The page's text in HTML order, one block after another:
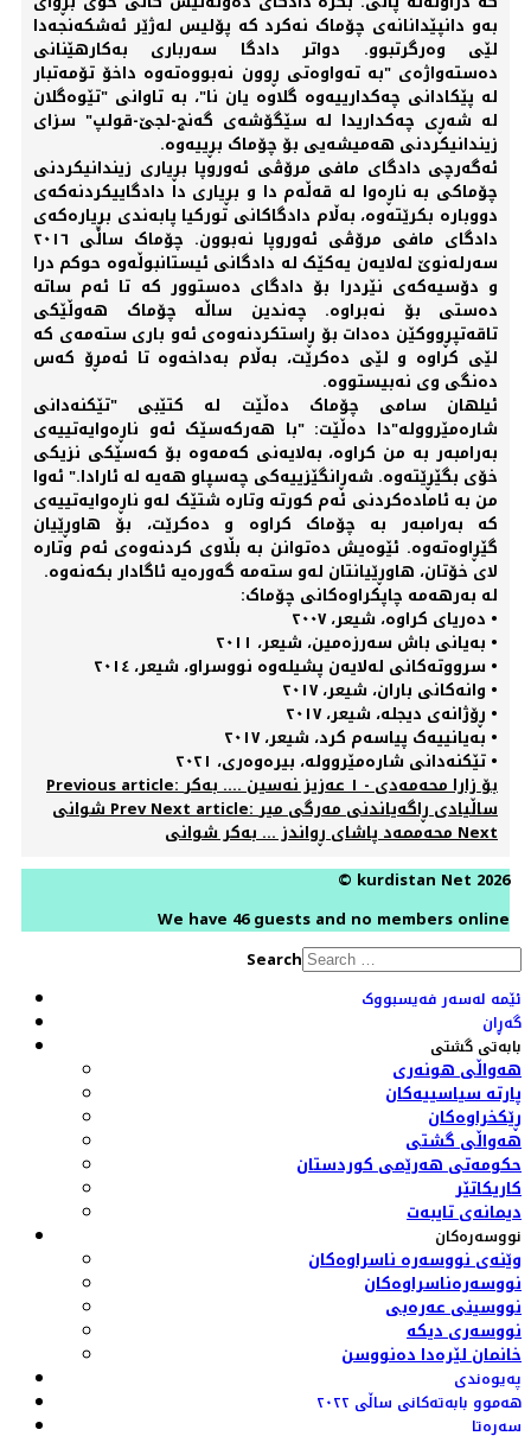
بەو دانپێدانانەی چۆماک نەکرد کە پۆلیس لەژێر ئەشکەنجەدا
لێی وەرگرتبوو. دواتر دادگا سەرباری بەکارهێنانی
دەستەواژەی "بە تەواوەتی ڕوون نەبووەتەوە داخۆ تۆمەتبار
لە پێکادانی چەکدارییەوە گلاوە یان نا"، بە تاوانی "تێوەگلان
لە شەڕی چەکداریدا لە سێگۆشەی گەنج-لجێ-قولپ" سزای
زیندانیکردنی هەمیشەیی بۆ چۆماک بڕییەوە.
ئەگەرچی دادگای مافی مرۆڤی ئەوروپا بڕیاری زیندانیکردنی
چۆماکی بە ناڕەوا لە قەڵەم دا و بڕیاری دا دادگاییکردنەکەی
دووبارە بکرێتەوە، بەڵام دادگاکانی تورکیا پابەندی بڕیارەکەی
دادگای مافی مرۆڤی ئەوروپا نەبوون. چۆماک ساڵی ٢٠١٦
سەرلەنوێ لەلایەن یەکێک لە دادگانی ئیستانبوڵەوە حوکم درا
و دۆسیەکەی نێردرا بۆ دادگای دەستوور کە تا ئەم ساتە
دەستی بۆ نەبراوە. چەندین ساڵە چۆماک هەوڵێکی
تاقەتپڕووكێن دەدات بۆ ڕاستکردنەوەی ئەو باری ستەمەی کە
لێی کراوە و لێی دەکرێت، بەڵام بەداخەوە تا ئەمڕۆ کەس
دەنگی وی نەبیستووە.
ئیلهان سامی چۆماک دەڵێت لە کتێبی "تێکنەدانی
شارەمێروولە"دا دەڵێت: "با هەرکەسێک ئەو ناڕەوایەتییەی
بەرامبەر بە من کراوە، بەلایەنی کەمەوە بۆ کەسێکی نزیکی
خۆی بگێڕێتەوە. شەڕانگێزییەکی چەسپاو هەیە لە ئارادا." ئەوا
من بە ئامادەکردنی ئەم کورتە وتارە شتێک لەو ناڕەوایەتییەی
کە بەرامبەر بە چۆماک کراوە و دەکرێت، بۆ هاوڕێیان
گێڕاوەتەوە. ئێوەیش دەتوانن بە بڵاوی کردنەوەی ئەم وتارە
لای خۆتان، هاوڕێیانتان لەو ستەمە گەورەیە ئاگادار بکەنەوە.
لە بەرهەمە چاپکراوەکانی چۆماک:
• دەریای کراوە، شیعر، ٢٠٠٧
• بەیانی باش سەرزەمین، شیعر، ٢٠١١
• سرووتەکانی لەلایەن پشیلەوە نووسراو، شیعر، ٢٠١٤
• وانەکانی باران، شیعر، ٢٠١٧
• ڕۆژانەی دیجلە، شیعر، ٢٠١٧
• بەیانییەک پیاسەم کرد، شیعر، ٢٠١٧
• تێکنەدانی شارەمێروولە، بیرەوەری، ٢٠٢١
Previous article: بۆ زارا محەمەدی - ١ عەزیز نەسین .... بەکر
شوانیPrevNext article: ساڵیادی ڕاگه‌یاندنی مه‌رگی میر
محه‌ممه‌د پاشای ڕواندز ... بەکر شوانیNext
© kurdistan Net 2026
We have 46 guests and no members online
Search
ئێمە لەسەر فەیسبووک
گەڕان
بابەتی گشتی
هەواڵی هونەری
پارتە سیاسییەکان
ڕێکخراوەکان
هەواڵی گشتی
حکومەتی هەرێمی کوردستان
کاریکاتێر
دیمانەی تایبەت
نووسەرەکان
وێنەی نووسەرە ناسراوەکان
نووسەرەناسراوەکان
نووسینی عەرەبی
نووسەری دیکە
خانمان لێرەدا دەنووسن
پەیوەندی
هەموو بابەتەکانی ساڵی ٢٠٢٢
سەرەتا